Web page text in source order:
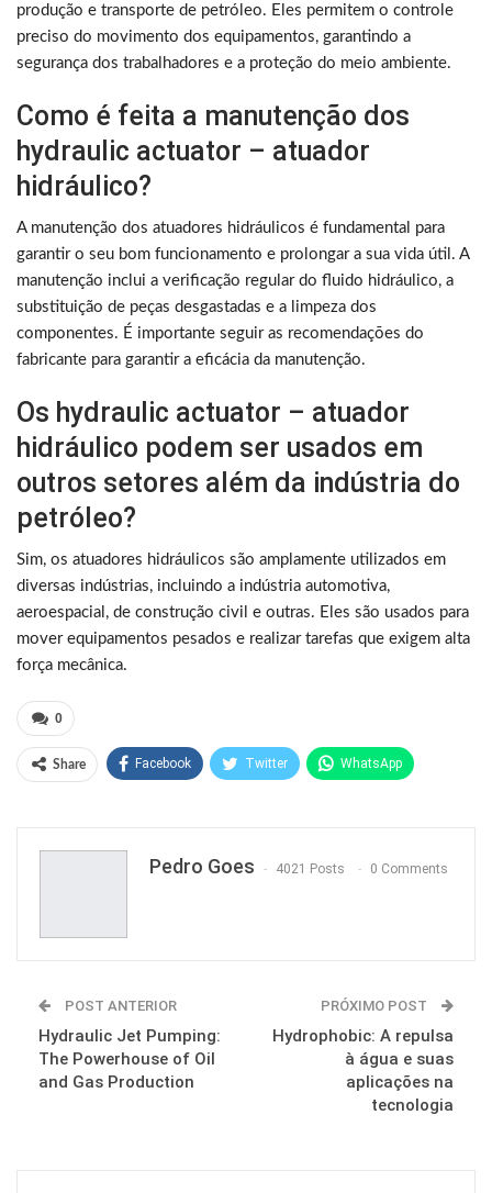
produção e transporte de petróleo. Eles permitem o controle
preciso do movimento dos equipamentos, garantindo a
segurança dos trabalhadores e a proteção do meio ambiente.
Como é feita a manutenção dos
hydraulic actuator – atuador
hidráulico?
A manutenção dos atuadores hidráulicos é fundamental para
garantir o seu bom funcionamento e prolongar a sua vida útil. A
manutenção inclui a verificação regular do fluido hidráulico, a
substituição de peças desgastadas e a limpeza dos
componentes. É importante seguir as recomendações do
fabricante para garantir a eficácia da manutenção.
Os hydraulic actuator – atuador
hidráulico podem ser usados em
outros setores além da indústria do
petróleo?
Sim, os atuadores hidráulicos são amplamente utilizados em
diversas indústrias, incluindo a indústria automotiva,
aeroespacial, de construção civil e outras. Eles são usados para
mover equipamentos pesados e realizar tarefas que exigem alta
força mecânica.
0
Share Facebook Twitter WhatsApp
Pedro Goes 4021 Posts 0 Comments
POST ANTERIOR
Hydraulic Jet Pumping:
The Powerhouse of Oil
and Gas Production
PRÓXIMO POST
Hydrophobic: A repulsa
à água e suas
aplicações na
tecnologia